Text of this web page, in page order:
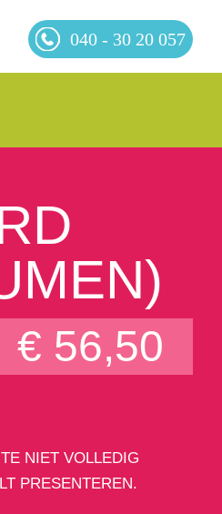
040 - 30 20 057
€ 56,50
NIET VOLLEDIG
PRESENTEREN.